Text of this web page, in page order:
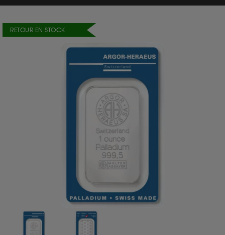
RETOUR EN STOCK